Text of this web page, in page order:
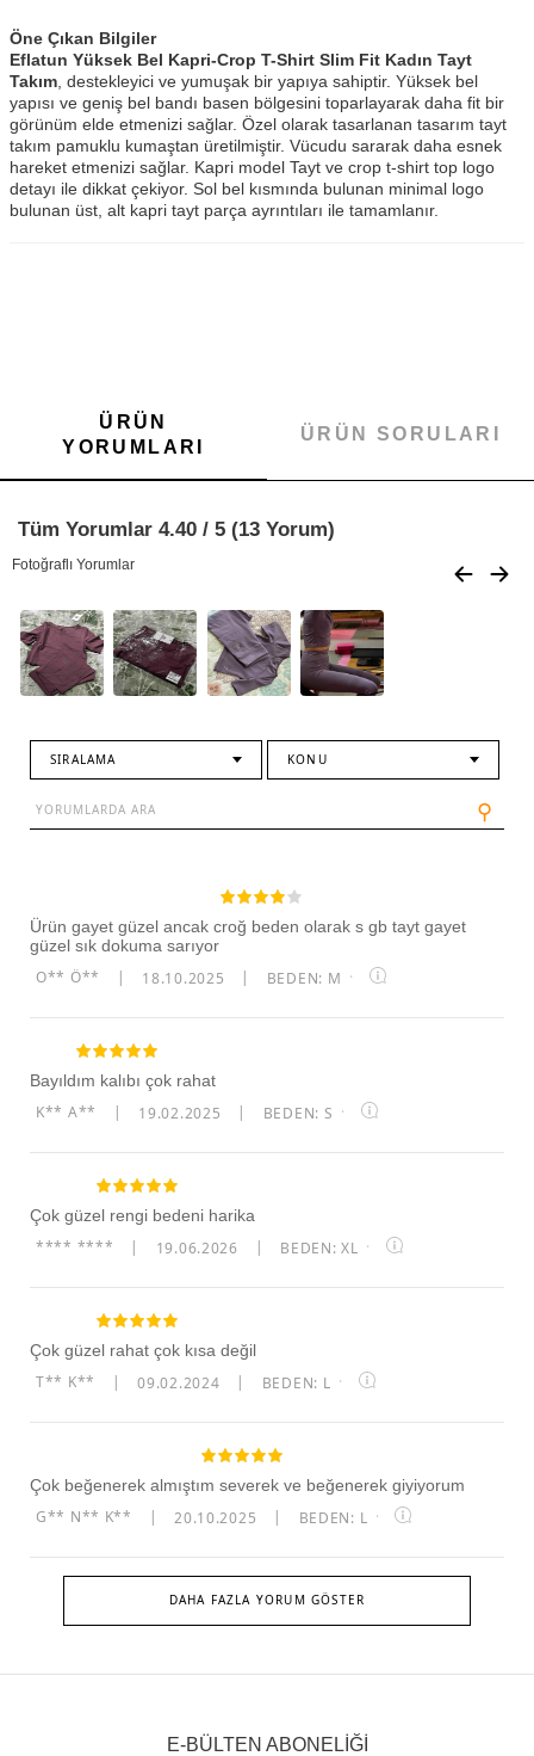
Öne Çıkan Bilgiler
Eflatun Yüksek Bel Kapri-Crop T-Shirt Slim Fit Kadın Tayt
Takım , destekleyici ve yumuşak bir yapıya sahiptir. Yüksek bel
yapısı ve geniş bel bandı basen bölgesini toparlayarak daha fit bir
görünüm elde etmenizi sağlar. Özel olarak tasarlanan tasarım tayt
takım pamuklu kumaştan üretilmiştir. Vücudu sararak daha esnek
hareket etmenizi sağlar. Kapri model Tayt ve crop t-shirt top logo
detayı ile dikkat çekiyor. Sol bel kısmında bulunan minimal logo
bulunan üst, alt kapri tayt parça ayrıntıları ile tamamlanır.
ÜRÜN
YORUMLARI
ÜRÜN SORULARI
Tüm Yorumlar 4.40 / 5 (13 Yorum)
Fotoğraflı Yorumlar
SIRALAMA KONU
⚲
Ürün gayet güzel ancak croğ beden olarak s gb tayt gayet
güzel sık dokuma sarıyor
O** Ö** 18.10.2025 BEDEN: M ·
Bayıldım kalıbı çok rahat
K** A** 19.02.2025 BEDEN: S ·
Çok güzel rengi bedeni harika
**** **** 19.06.2026 BEDEN: XL ·
Çok güzel rahat çok kısa değil
T** K** 09.02.2024 BEDEN: L ·
Çok beğenerek almıştım severek ve beğenerek giyiyorum
G** N** K** 20.10.2025 BEDEN: L ·
DAHA FAZLA YORUM GÖSTER
E-BÜLTEN ABONELİĞİ